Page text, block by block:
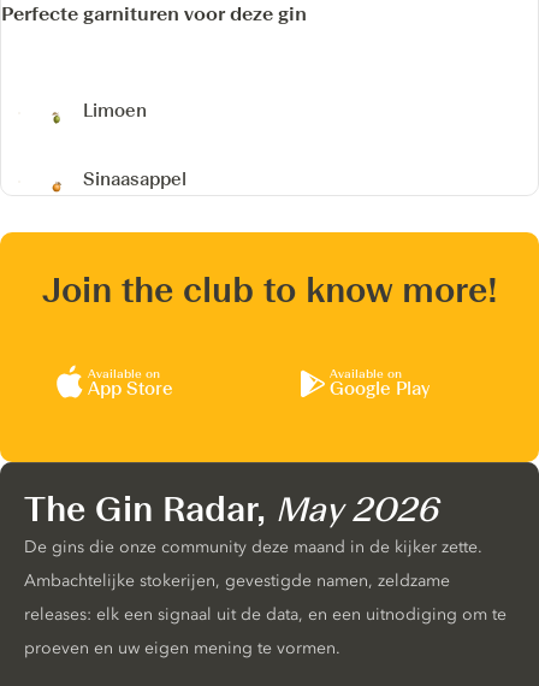
Perfecte garnituren voor deze gin
Limoen
Sinaasappel
Join the club to know more!
Available on
App Store
Available on
Google Play
The Gin Radar, May 2026
De gins die onze community deze maand in de kijker zette.
Ambachtelijke stokerijen, gevestigde namen, zeldzame
releases: elk een signaal uit de data, en een uitnodiging om te
proeven en uw eigen mening te vormen.